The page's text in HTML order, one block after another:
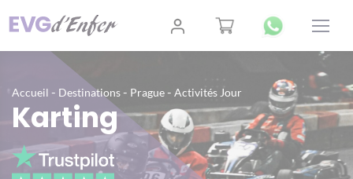
Accueil - Destinations - Prague- Activités Jour
Karting